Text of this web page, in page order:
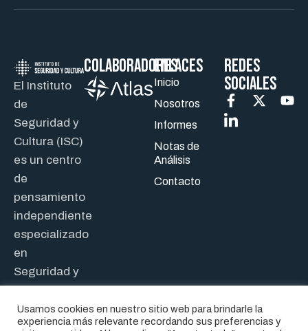
El Instituto
de
Seguridad y
Cultura (ISC)
es un centro
de
pensamiento
independiente
especializado
en
Seguridad y
Defensa.
ColaboradoresENLACES
Inicio
Nosotros
Informes
Notas de
Análisis
Contacto
REDES
SOCIALES
Usamos cookies en nuestro sitio web para brindarle la
experiencia más relevante recordando sus preferencias y